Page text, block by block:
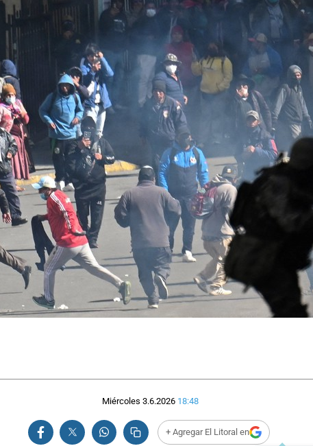
Miércoles 3.6.2026 18:48
+ Agregar El Litoral en